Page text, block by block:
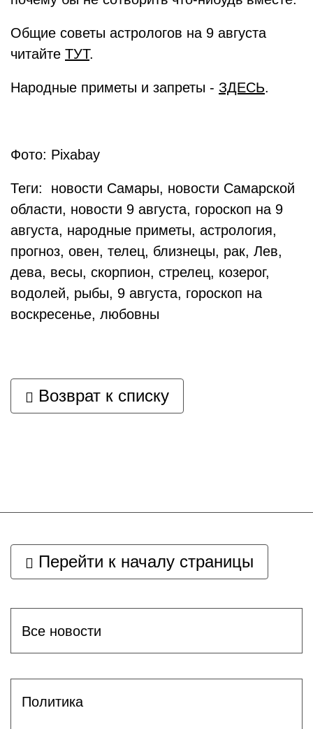
Общие советы астрологов на 9 августа
читайте ТУТ.
Народные приметы и запреты - ЗДЕСЬ.
Фото: Pixabay
Теги: новости Самары, новости Самарской
области, новости 9 августа, гороскоп на 9
августа, народные приметы, астрология,
прогноз, овен, телец, близнецы, рак, Лев,
дева, весы, скорпион, стрелец, козерог,
водолей, рыбы, 9 августа, гороскоп на
воскресенье, любовны
Возврат к списку
Перейти к началу страницы
Все новости
Политика